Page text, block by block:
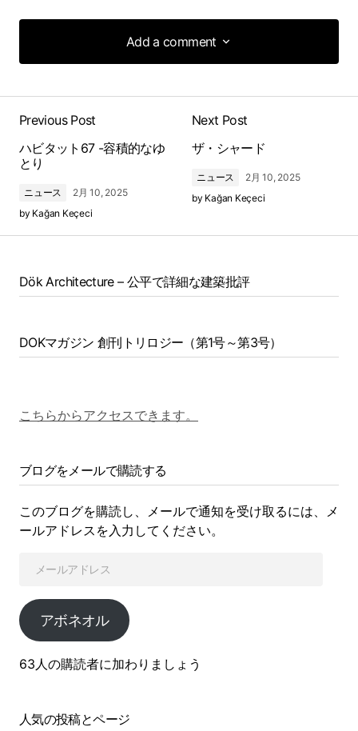
Add a comment
Add a comment
Previous Post
ハビタット67 -容積的なゆ
とり
ニュース
2月 10, 2025
by Kağan Keçeci
Next Post
ザ・シャード
ニュース
2月 10, 2025
by Kağan Keçeci
Dök Architecture – 公平で詳細な建築批評
DOKマガジン 創刊トリロジー（第1号～第3号）
こちらからアクセスできます。
ブログをメールで購読する
このブログを購読し、メールで通知を受け取るには、メ
ールアドレスを入力してください。
アボネオル
63人の購読者に加わりましょう
人気の投稿とページ